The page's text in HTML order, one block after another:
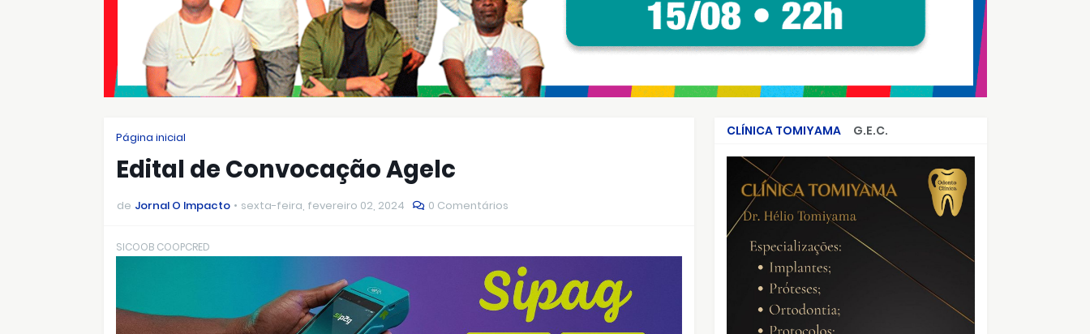
Página inicial
Edital de Convocação Agelc
de Jornal O Impacto sexta-feira, fevereiro 02, 2024 0 Comentários
SICOOB COOPCRED
CLÍNICA TOMIYAMA
G.E.C.
CRIMES QUE ABALARAM O BRASIL